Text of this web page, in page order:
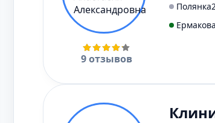
9 отзывов
Полянка